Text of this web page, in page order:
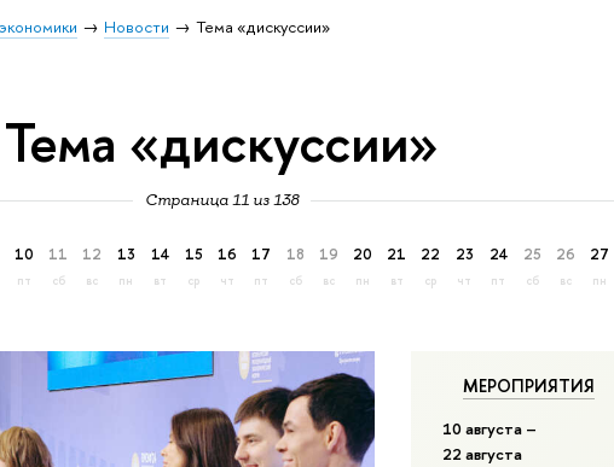
Новости Тема «дискуссии»
Тема «дискуссии»
Страница 11 из 138
10
пт
11
сб
12
вс
13
пн
14
вт
15
ср
16
чт
17
пт
18
сб
19
вс
20
пн
21
вт
22
ср
23
чт
24
пт
25
сб
26
вс
27
пн
МЕРОПРИЯТИЯ
10 августа –
22 августа